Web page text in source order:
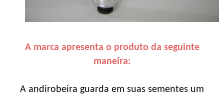
A marca apresenta o produto da seguinte
maneira:
A andirobeira guarda em suas sementes um